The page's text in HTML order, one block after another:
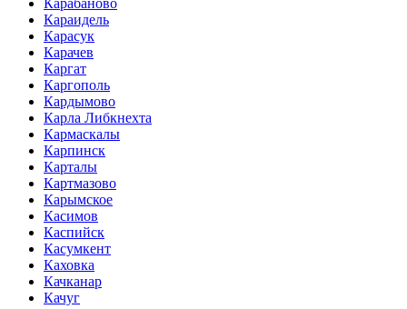
Карабаново
Караидель
Карасук
Карачев
Каргат
Каргополь
Кардымово
Карла Либкнехта
Кармаскалы
Карпинск
Карталы
Картмазово
Карымское
Касимов
Каспийск
Касумкент
Каховка
Качканар
Качуг